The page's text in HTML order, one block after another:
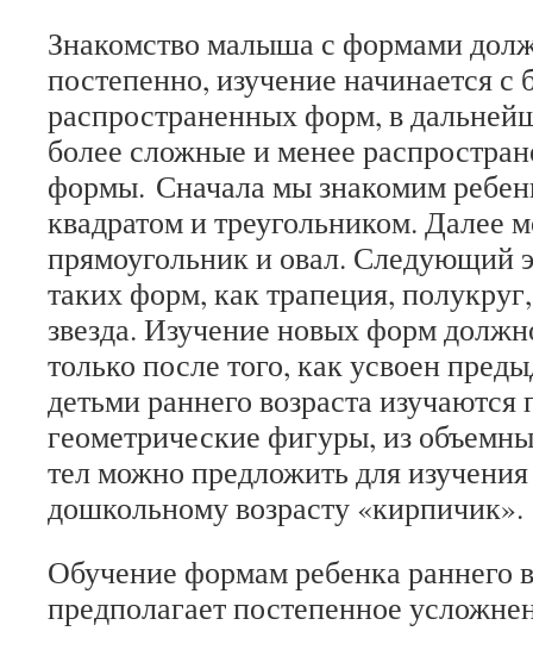
Знакомство малыша с формами
постепенно, изучение начинается с
распространенных форм, в
более сложные и менее
формы. Сначала мы знакомим
квадратом и треугольником. Далее
прямоугольник и овал. Следующий
таких форм, как трапеция,
звезда. Изучение новых форм
только после того, как усвоен
детьми раннего возраста изучаются
геометрические фигуры, из
тел можно предложить для
дошкольному возрасту «кирпичик».
Обучение формам ребенка раннего
предполагает постепенное